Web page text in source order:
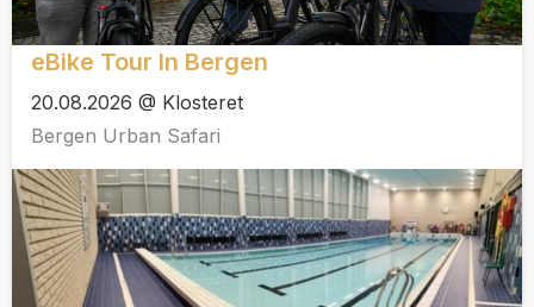
eBike Tour In Bergen
20.08.2026 @ Klosteret
Bergen Urban Safari